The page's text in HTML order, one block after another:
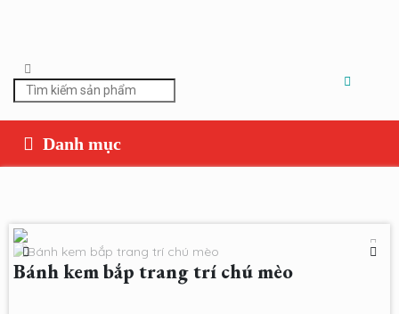
Bánh kem bắp trang trí chú mèo